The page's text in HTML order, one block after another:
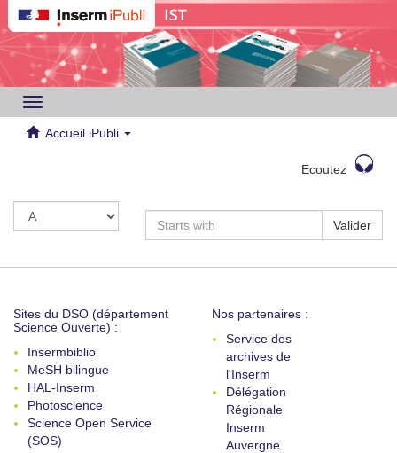
Toggle
navigation
Accueil iPubli
Ecoutez
Valider
Sites du DSO (département
Science Ouverte) :
Insermbiblio
MeSH bilingue
HAL-Inserm
Photoscience
Science Open Service
(SOS)
Nos partenaires :
Service des
archives de
l'Inserm
Délégation
Régionale
Inserm
Auvergne